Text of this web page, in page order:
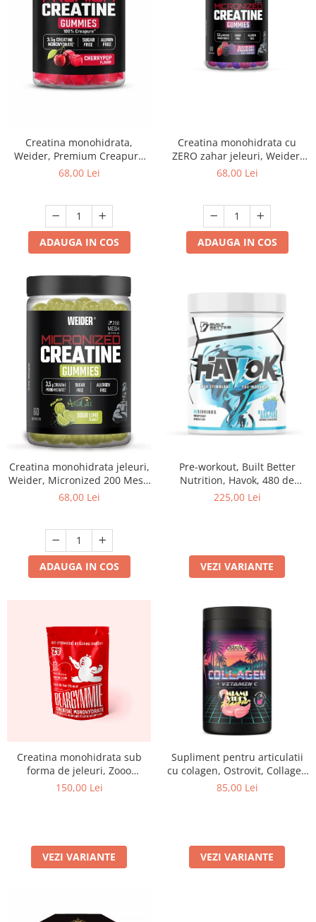
Creatina monohidrata,
Weider, Premium Creapure
Creatine Gummies, Cherry
68,00 Lei
ADAUGA IN COS
Creatina monohidrata cu
ZERO zahar jeleuri, Weider,
Micronized 200 Mesh
68,00 Lei
ADAUGA IN COS
Creatina monohidrata jeleuri,
Weider, Micronized 200 Mesh
Creatine Gummies, Sour Lime,
68,00 Lei
ADAUGA IN COS
Pre-workout, Built Better
Nutrition, Havok, 480 de
grame, pudra
225,00 Lei
VEZI VARIANTE
Creatina monohidrata sub
forma de jeleuri, Zooo
Nutrition, Creatine
150,00 Lei
VEZI VARIANTE
Supliment pentru articulatii
cu colagen, Ostrovit, Collagen
+ Vitamina C, 400 de grame,
85,00 Lei
VEZI VARIANTE